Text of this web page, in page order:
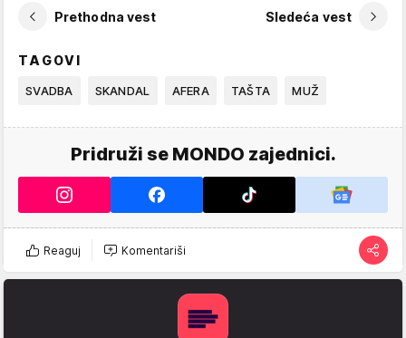
Prethodna vest Sledeća vest
TAGOVI
SVADBA SKANDAL AFERA TAŠTA MUŽ
Pridruži se MONDO zajednici.
Reaguj Komentariši